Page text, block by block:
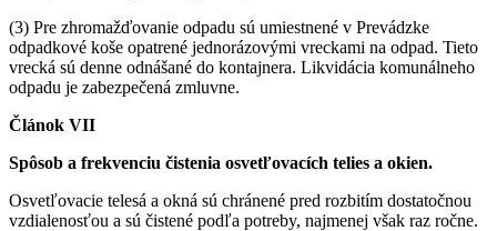
(3) Pre zhromažďovanie odpadu sú umiestnené v Prevádzke
odpadkové koše opatrené jednorázovými vreckami na odpad. Tieto
vrecká sú denne odnášané do kontajnera. Likvidácia komunálneho
odpadu je zabezpečená zmluvne.
Článok VII
Spôsob a frekvenciu čistenia osvetľovacích telies a okien.
Osvetľovacie telesá a okná sú chránené pred rozbitím dostatočnou
vzdialenosťou a sú čistené podľa potreby, najmenej však raz ročne.